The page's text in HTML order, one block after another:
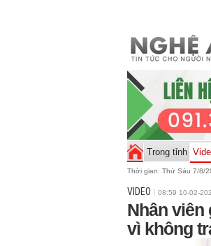
Trong tỉnh
Thời gian: Thứ Sáu 7/8/
VIDEO 08:59 10-02-
Nhân viên
vì không